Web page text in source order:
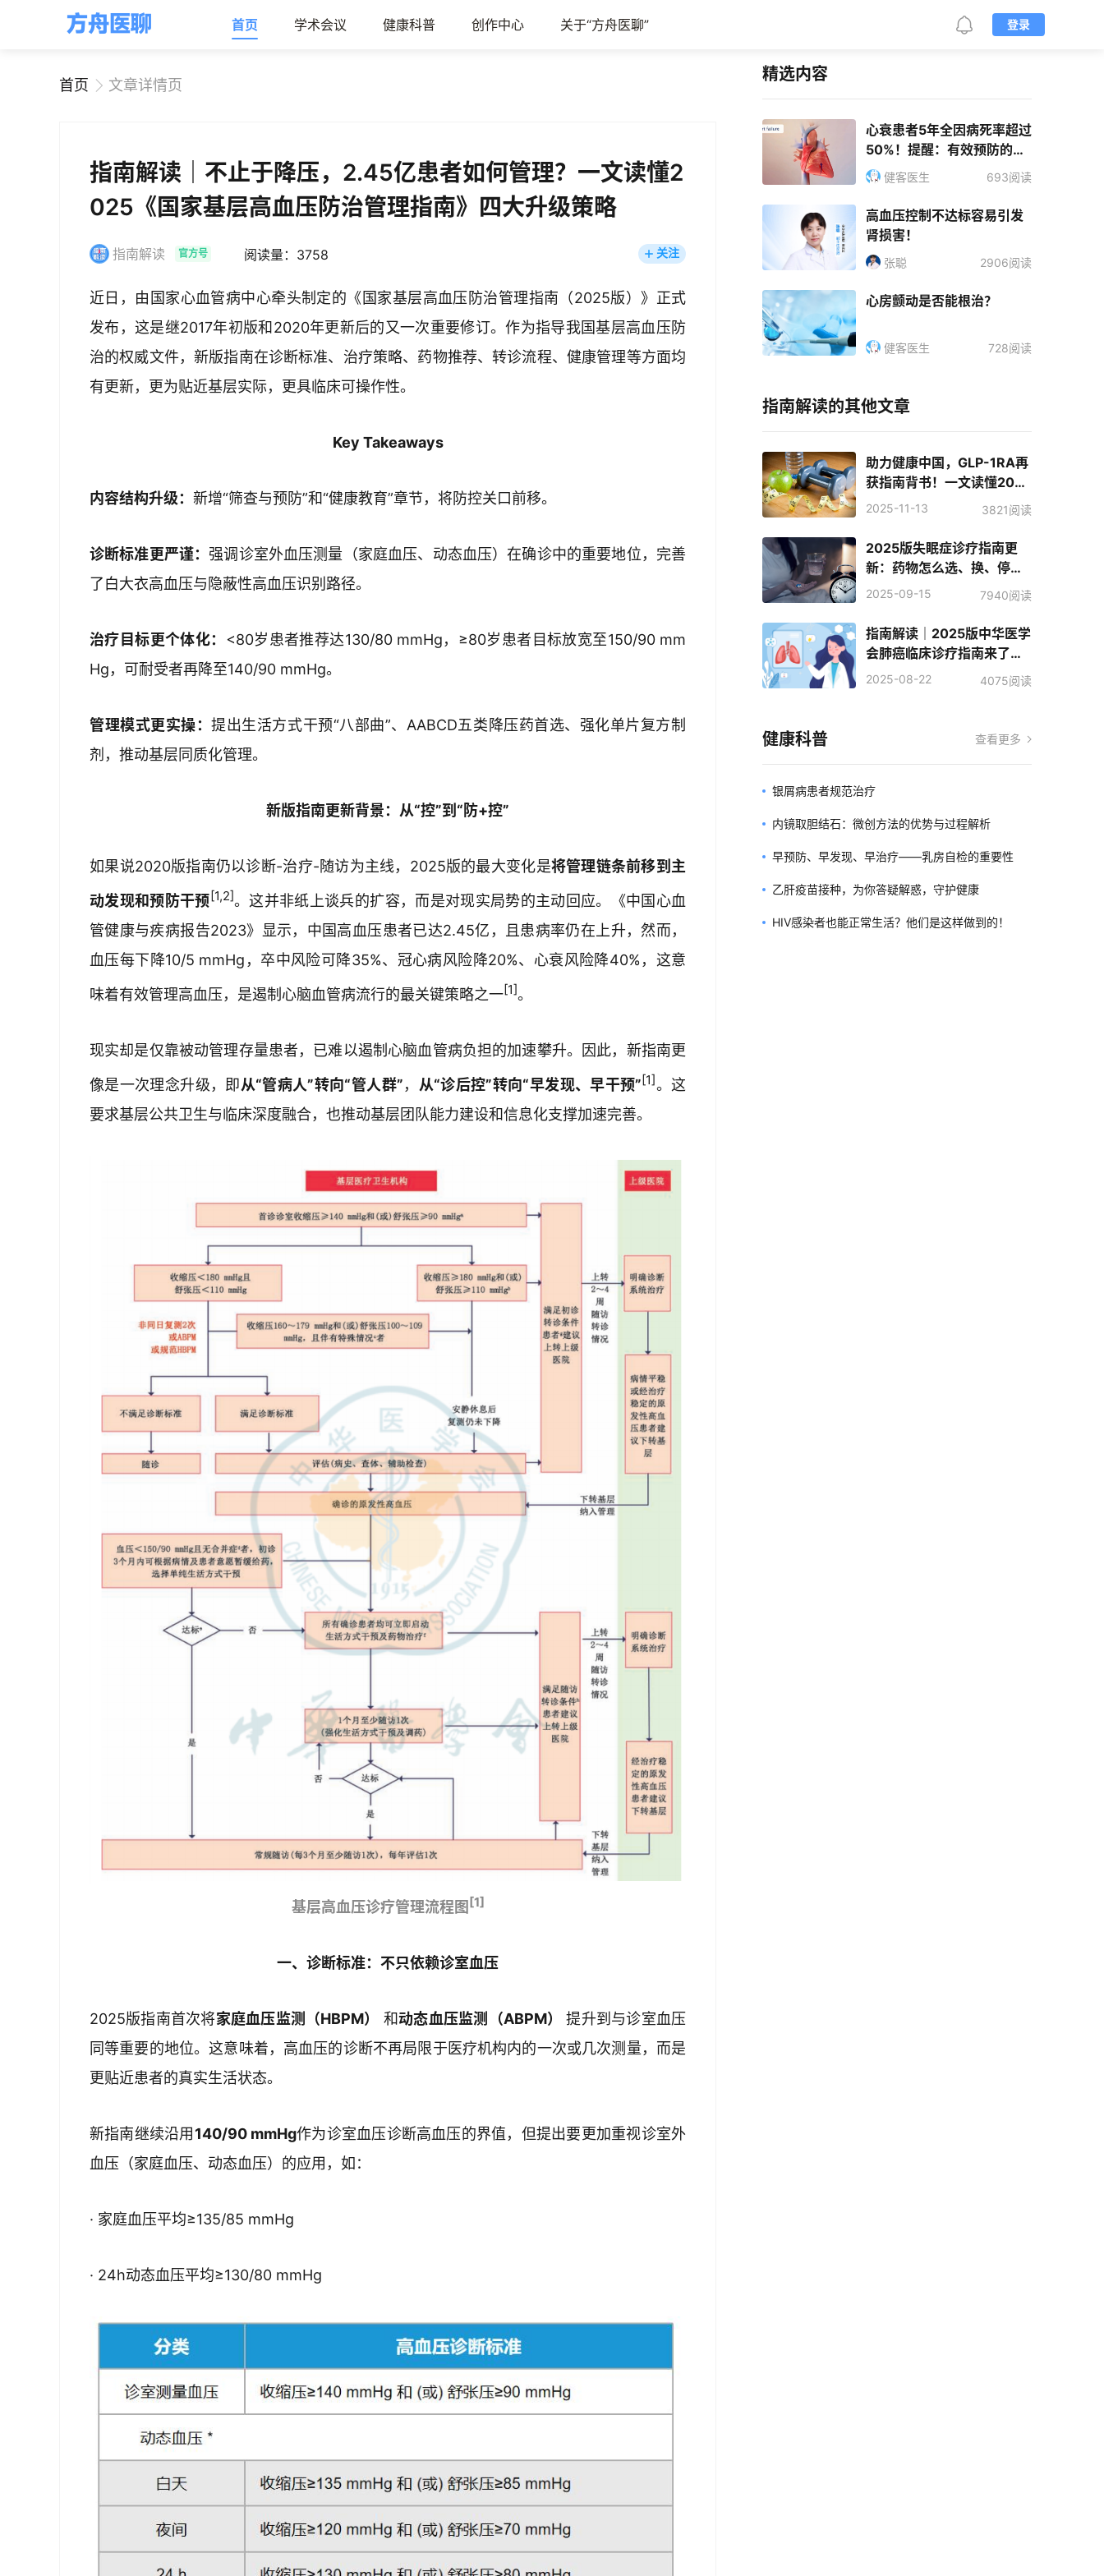
首页 学术会议 健康科普 创作中心 关于“方舟医聊” 登录
首页 文章详情页
指南解读｜不止于降压，2.45亿患者如何管理？一文读懂2
025《国家基层高血压防治管理指南》四大升级策略
指南解读 官方号 阅读量：3758 关注
近日，由国家心血管病中心牵头制定的《国家基层高血压防治管理指南（2025版）》正式
发布，这是继2017年初版和2020年更新后的又一次重要修订。作为指导我国基层高血压防
治的权威文件，新版指南在诊断标准、治疗策略、药物推荐、转诊流程、健康管理等方面均
有更新，更为贴近基层实际，更具临床可操作性。
Key Takeaways
内容结构升级： 新增“筛查与预防”和“健康教育”章节，将防控关口前移。
诊断标准更严谨： 强调诊室外血压测量（家庭血压、动态血压）在确诊中的重要地位，完善
了白大衣高血压与隐蔽性高血压识别路径。
治疗目标更个体化： <80岁患者推荐达130/80 mmHg，≥80岁患者目标放宽至150/90 mm
Hg，可耐受者再降至140/90 mmHg。
管理模式更实操：提出生活方式干预“八部曲”、AABCD五类降压药首选、强化单片复方制
剂，推动基层同质化管理。
新版指南更新背景：从“控”到“防+控”
如果说2020版指南仍以诊断-治疗-随访为主线，2025版的最大变化是将管理链条前移到主
动发现和预防干预[1,2]。这并非纸上谈兵的扩容，而是对现实局势的主动回应。《中国心血
管健康与疾病报告2023》显示，中国高血压患者已达2.45亿，且患病率仍在上升，然而，
血压每下降10/5 mmHg，卒中风险可降35%、冠心病风险降20%、心衰风险降40%，这意
味着有效管理高血压，是遏制心脑血管病流行的最关键策略之一[1]。
现实却是仅靠被动管理存量患者，已难以遏制心脑血管病负担的加速攀升。因此，新指南更
像是一次理念升级，即从“管病人”转向“管人群”， 从“诊后控”转向“早发现、早干预”[1]。这
要求基层公共卫生与临床深度融合，也推动基层团队能力建设和信息化支撑加速完善。
基层高血压诊疗管理流程图 [1]
一、诊断标准：不只依赖诊室血压
2025版指南首次将家庭血压监测（HBPM） 和动态血压监测（ABPM）
提升到与诊室血压
同等重要的地位。这意味着，高血压的诊断不再局限于医疗机构内的一次或几次测量，而是
更贴近患者的真实生活状态。
新指南继续沿用 140/90 mmHg作为诊室血压诊断高血压的界值，但提出要更加重视诊室外
血压（家庭血压、动态血压）的应用，如：
· 家庭血压平均≥135/85 mmHg
· 24h动态血压平均≥130/80 mmHg
精选内容
心衰患者5年全因病死率超过
50%！提醒：有效预防的关
键是这几点
健客医生 693阅读
高血压控制不达标容易引发
肾损害！
张聪 2906阅读
心房颤动是否能根治？
健客医生 728阅读
指南解读的其他文章
助力健康中国，GLP-1RA再
获指南背书！一文读懂2025
国家基层肥胖五大管理新策
2025-11-13 3821阅读
2025版失眠症诊疗指南更
新：药物怎么选、换、停？
关键策略看这里
2025-09-15 7940阅读
指南解读｜2025版中华医学
会肺癌临床诊疗指南来了！
筛查、分型、用药重点一文
2025-08-22 4075阅读
健康科普 查看更多
银屑病患者规范治疗
内镜取胆结石：微创方法的优势与过程解析
早预防、早发现、早治疗——乳房自检的重要性
乙肝疫苗接种，为你答疑解惑，守护健康
HIV感染者也能正常生活？他们是这样做到的！